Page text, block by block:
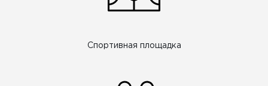
Спортивная площадка